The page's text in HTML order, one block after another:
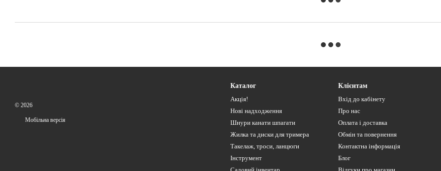
© 2026
Мобільна версія
Каталог
Акція!
Нові надходження
Шнури канати шпагати
Жилка та диски для тримера
Такелаж, троси, ланцюги
Інструмент
Клієнтам
Вхід до кабінету
Про нас
Оплата і доставка
Обмін та повернення
Контактна інформація
Блог